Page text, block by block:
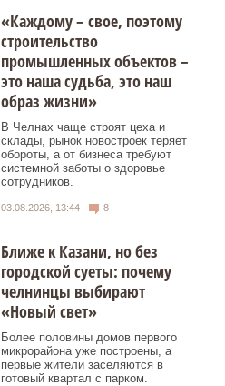
«Каждому – свое, поэтому
строительство
промышленных объектов –
это наша судьба, это наш
образ жизни»
В Челнах чаще строят цеха и
склады, рынок новостроек теряет
обороты, а от бизнеса требуют
системной заботы о здоровье
сотрудников.
03.08.2026, 13:44 8
Ближе к Казани, но без
городской суеты: почему
челнинцы выбирают
«Новый свет»
Более половины домов первого
микрорайона уже построены, а
первые жители заселяются в
готовый квартал с парком.